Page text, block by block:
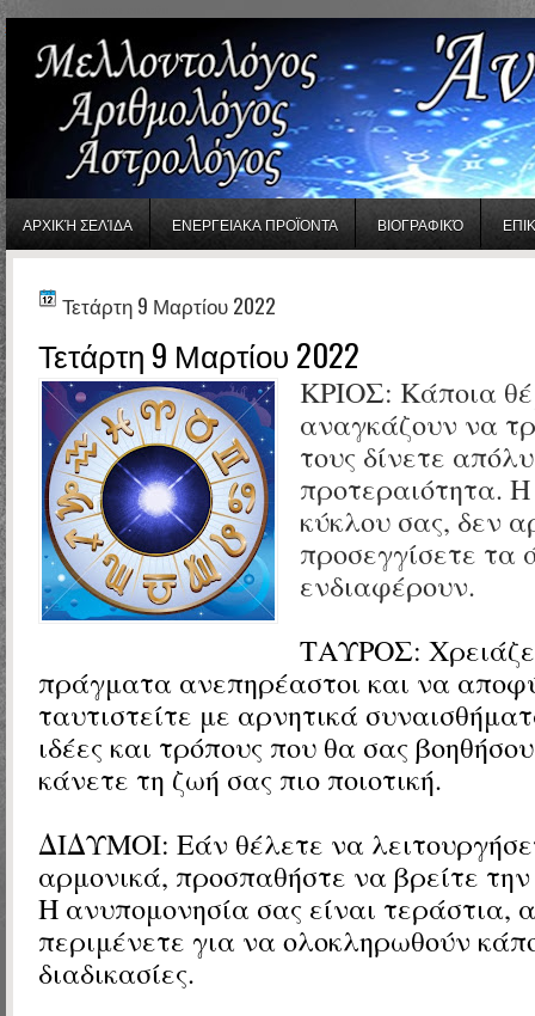
ΑΡΧΙΚΉ ΣΕΛΊΔΑ ΕΝΕΡΓΕΙΑΚΑ ΠΡΟΪΟΝΤΑ ΒΙΟΓΡΑΦΙΚΌ
Τετάρτη 9 Μαρτίου 2022
Τετάρτη 9 Μαρτίου 2022
ΚΡΙΟΣ: Κάποια
αναγκάζουν να
τους δίνετε
προτεραιότητα.
κύκλου σας, δεν
προσεγγίσετε τα
ενδιαφέρουν.
ΤΑΥΡΟΣ:
πράγματα ανεπηρέαστοι και να
ταυτιστείτε με αρνητικά
ιδέες και τρόπους που θα σας
κάνετε τη ζωή σας πιο ποιοτική.
ΔΙΔΥΜΟΙ: Εάν θέλετε να
αρμονικά, προσπαθήστε να βρείτε
Η ανυπομονησία σας είναι τεράστια,
περιμένετε για να ολοκληρωθούν
διαδικασίες.